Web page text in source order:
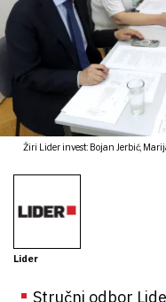
Žiri Lider invest: Bojan Jerbić,
Lider
Stručni odbor